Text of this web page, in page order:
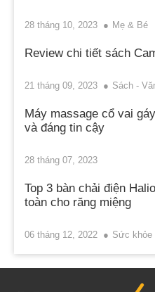
28 tháng 10, 2023 Mẹ & Bé
Review chi tiết sách
21 tháng 09, 2023 Sách -
Máy massage cổ vai
và đáng tin cậy
28 tháng 07, 2023
Top 3 bàn chải điện
toàn cho răng miệng
06 tháng 12, 2022 Sức khỏe